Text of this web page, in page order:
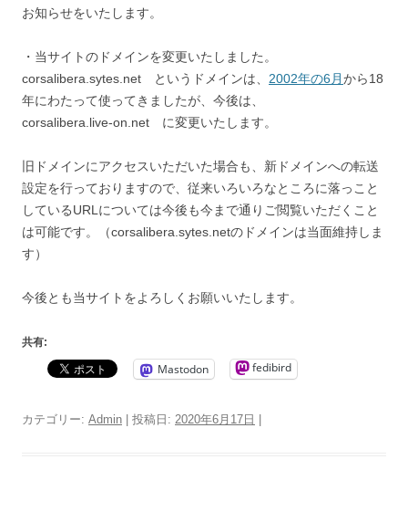
お知らせをいたします。
・当サイトのドメインを変更いたしました。
corsalibera.sytes.net というドメインは、 2002年の6月から18
年にわたって使ってきましたが、今後は、
corsalibera.live-on.net に変更いたします。
旧ドメインにアクセスいただいた場合も、新ドメインへの転送
設定を行っておりますので、従来いろいろなところに落っこと
しているURLについては今後も今まで通りご閲覧いただくこと
は可能です。（corsalibera.sytes.netのドメインは当面維持しま
す）
今後とも当サイトをよろしくお願いいたします。
共有:
Mastodon fedibird
カテゴリー: Admin | 投稿日: 2020年6月17日